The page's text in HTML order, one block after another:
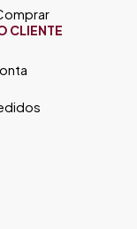
CLIENTE